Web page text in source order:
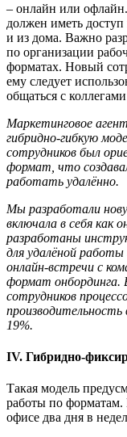
– онлайн или
должен иметь
и из дома. Важно
по организации
форматах. Новый
ему следует
общаться с
Маркетинговое
гибридно-гибкую
сотрудников был
формат, что
работать удалённо.
Мы разработали
включала в себя как
разработаны
для удалёной работы
онлайн-встречи с
формат онбординга.
сотрудников
19%.
IV. Гибридно-
Такая модель
работы по форматам.
офисе два дня в